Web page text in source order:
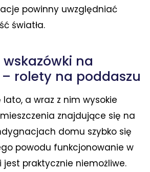
powinny uwzględniać
światła.
na
rolety na poddaszu
a wraz z nim wysokie
znajdujące się na
domu szybko się
powodu funkcjonowanie w
jest praktycznie niemożliwe.